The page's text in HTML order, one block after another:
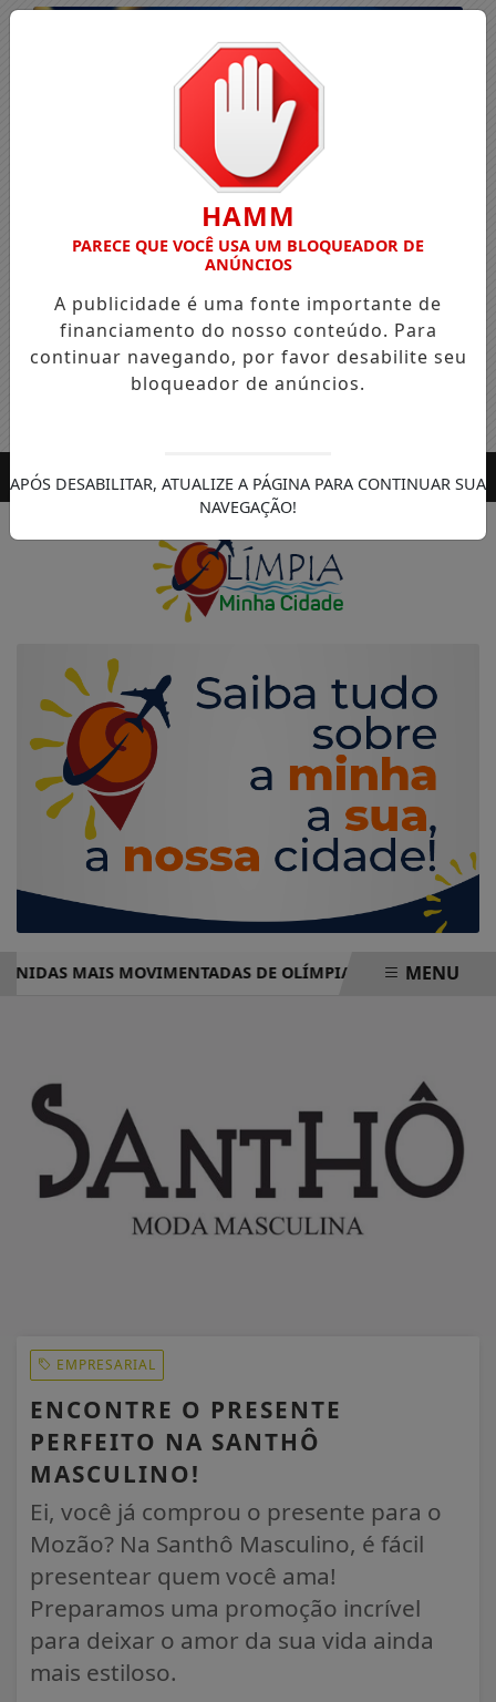
Entrar
MAIS MOVIMENTADAS DE OLÍMPIA COMPLETO – PRONTO
MENU
EMPRESARIAL
ENCONTRE O PRESENTE
PERFEITO NA SANTHÔ
MASCULINO!
Ei, você já comprou o presente para o
Mozão? Na Santhô Masculino, é fácil
presentear quem você ama!
Preparamos uma promoção incrível
para deixar o amor da sua vida ainda
mais estiloso.
HAMM
PARECE QUE VOCÊ USA UM BLOQUEADOR DE
ANÚNCIOS
A publicidade é uma fonte importante de
financiamento do nosso conteúdo. Para
continuar navegando, por favor desabilite seu
bloqueador de anúncios.
APÓS DESABILITAR, ATUALIZE A PÁGINA PARA CONTINUAR SUA
NAVEGAÇÃO!